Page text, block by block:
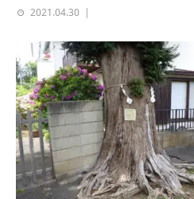
2021.04.30